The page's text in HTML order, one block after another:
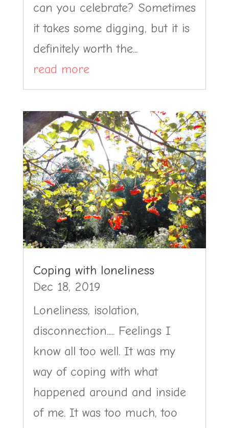
can you celebrate? Sometimes
it takes some digging, but it is
definitely worth the...
read more
Coping with loneliness
Dec 18, 2019
Loneliness, isolation,
disconnection..... Feelings I
know all too well. It was my
way of coping with what
happened around and inside
of me. It was too much, too